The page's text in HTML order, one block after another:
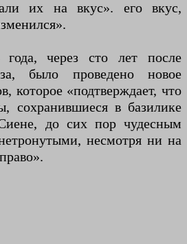
их на вкус». его вкус,
года, через сто лет после
было проведено новое
которое «подтверждает, что
сохранившиеся в базилике
до сих пор чудесным
несмотря ни на